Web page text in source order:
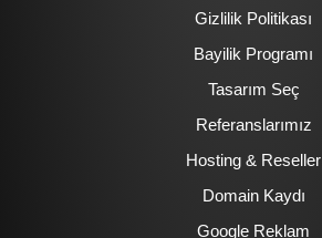
Gizlilik Politikası
Bayilik Programı
Tasarım Seç
Referanslarımız
Hosting & Reseller
Domain Kaydı
Google Reklam